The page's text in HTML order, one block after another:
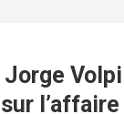
Jorge